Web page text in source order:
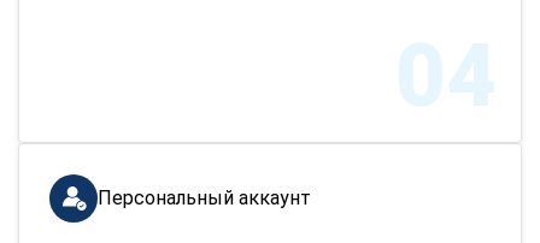
04
Персональный аккаунт